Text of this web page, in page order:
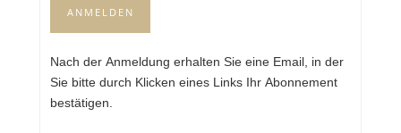
Nach der Anmeldung erhalten Sie eine Email, in der
Sie bitte durch Klicken eines Links Ihr Abonnement
bestätigen.